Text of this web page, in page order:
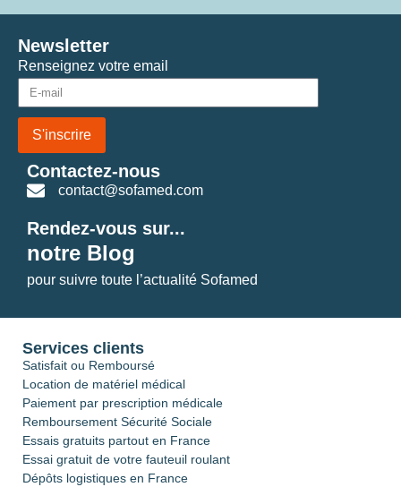
Renseignez votre email
S'inscrire
Newsletter
Contactez-nous
contact@sofamed.com
Rendez-vous sur...
notre Blog
pour suivre toute l’actualité Sofamed
Services clients
Satisfait ou Remboursé
Location de matériel médical
Paiement par prescription médicale
Remboursement Sécurité Sociale
Essais gratuits partout en France
Essai gratuit de votre fauteuil roulant
Dépôts logistiques en France